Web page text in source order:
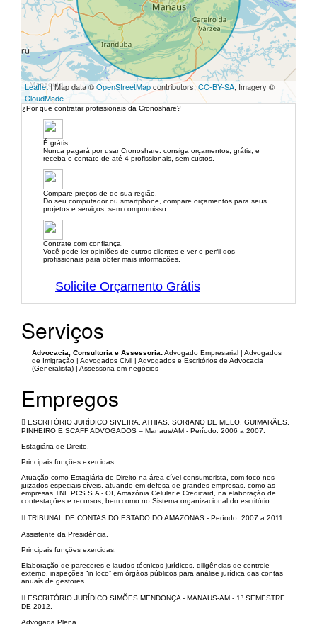
Leaflet| Map data ©OpenStreetMapcontributors,CC-BY-SA, Imagery ©
CloudMade
¿Por que contratar profissionais da Cronoshare?
É grátis
Nunca pagará por usar Cronoshare: consiga orçamentos, grátis, e
receba o contato de até 4 profissionais, sem custos.
Compare preços de de sua região.
Do seu computador ou smartphone, compare orçamentos para seus
projetos e serviços, sem compromisso.
Contrate com confiança.
Você pode ler opiniões de outros clientes e ver o perfil dos
profissionais para obter mais informacões.
Solicite Orçamento Grátis
Serviços
Advocacia, Consultoria e Assessoria:Advogado Empresarial | Advogados
de Imigração | Advogados Civil | Advogados e Escritórios de Advocacia
(Generalista) | Assessoria em negócios
Empregos
 ESCRITÓRIO JURÍDICO SIVEIRA, ATHIAS, SORIANO DE MELO, GUIMARÃES,
PINHEIRO E SCAFF ADVOGADOS – Manaus/AM - Período: 2006 a 2007.
Estagiária de Direito.
Principais funções exercidas:
Atuação como Estagiária de Direito na área cível consumerista, com foco nos
juizados especiais cíveis, atuando em defesa de grandes empresas, como as
empresas TNL PCS S.A - OI, Amazônia Celular e Credicard, na elaboração de
contestações e recursos, bem como no Sistema organizacional do escritório.
 TRIBUNAL DE CONTAS DO ESTADO DO AMAZONAS - Período: 2007 a 2011.
Assistente da Presidência.
Principais funções exercidas:
Elaboração de pareceres e laudos técnicos jurídicos, diligências de controle
externo, inspeções “in loco” em órgãos públicos para análise jurídica das contas
anuais de gestores.
 ESCRITÓRIO JURÍDICO SIMÕES MENDONÇA - MANAUS-AM - 1º SEMESTRE
DE 2012.
Advogada Plena